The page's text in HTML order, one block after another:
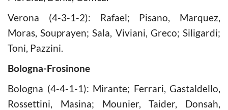
Verona (4-3-1-2): Rafael; Pisano, Marquez,
Moras, Souprayen; Sala, Viviani, Greco; Siligardi;
Toni, Pazzini.
Bologna-Frosinone
Bologna (4-4-1-1): Mirante; Ferrari, Gastaldello,
Rossettini, Masina; Mounier, Taider, Donsah,